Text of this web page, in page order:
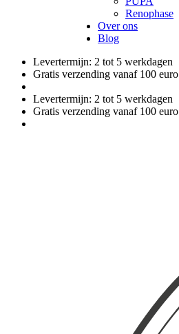
Renophase
Over ons
Blog
Levertermijn: 2 tot 5 werkdagen
Gratis verzending vanaf 100 euro
Levertermijn: 2 tot 5 werkdagen
Gratis verzending vanaf 100 euro